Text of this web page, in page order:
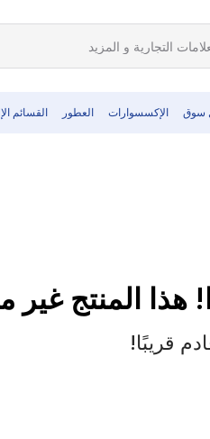
سوق الإكسسوارات العطور القسائم
هذا المنتج غير
قريبًا!